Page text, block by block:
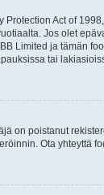
Protection Act of
Jos olet
Limited ja tämän
tai
on poistanut
Ota yhteyttä